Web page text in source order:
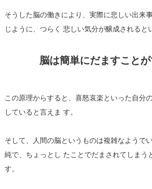
そうした脳の働きにより、実際に悲しい出来
じように、つらく 悲しい気分が醸成されると
脳は簡単にだますこと
この原理からすると、喜怒哀楽といった自分
していると言えま す。
そして、人間の脳というものは複雑なようで
純で、ちょっとし たことでだまされてしまう
す。